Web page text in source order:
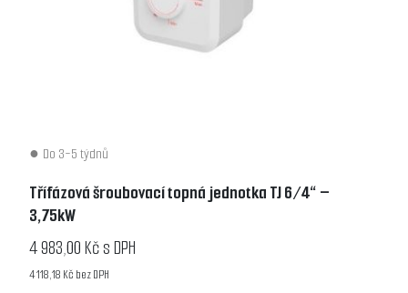
Do 3-5 týdnů
Třífázová šroubovací topná jednotka TJ 6/4“ –
3,75kW
4 983,00 Kč s DPH
4 118,18 Kč bez DPH